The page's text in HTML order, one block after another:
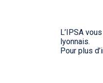
L’IPSA
lyonnais.
Pour plus